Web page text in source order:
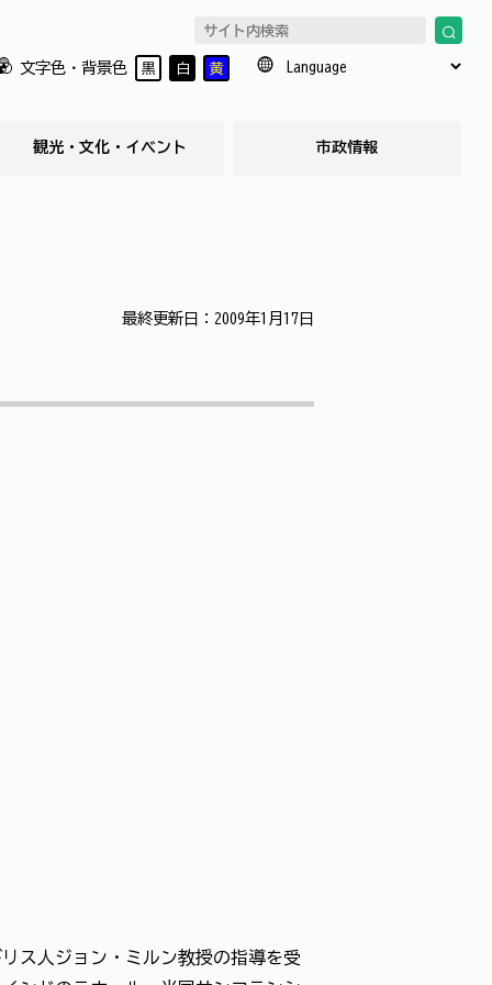
文字色・背景色 黒 白 黄
観光・文化・イベント 市政情報
最終更新日：2009年1月17日
ス人ジョン・ミルン教授の指導を受